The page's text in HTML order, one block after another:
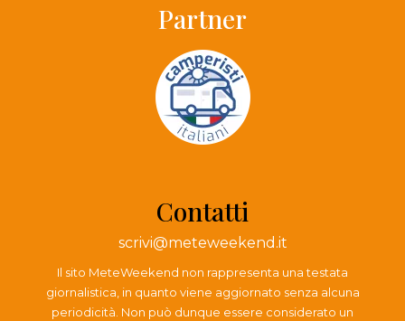
Partner
Contatti
scrivi@meteweekend.it
Il sito MeteWeekend non rappresenta una testata
giornalistica, in quanto viene aggiornato senza alcuna
periodicità. Non può dunque essere considerato un